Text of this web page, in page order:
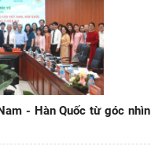
- Hàn Quốc từ góc nhìn